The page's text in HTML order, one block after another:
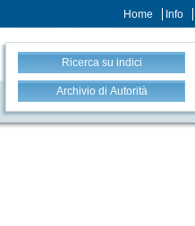
Home Info
Ricerca su indici
Archivio di Autorità